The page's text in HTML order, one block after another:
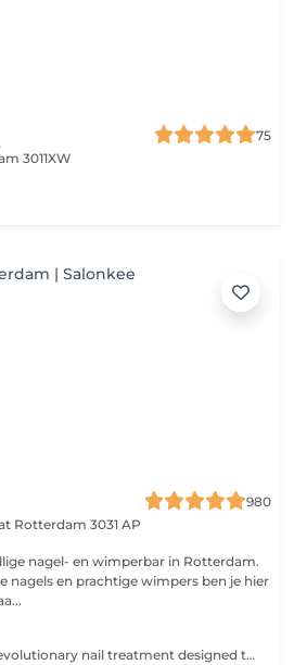
75
3011XW
980
Rotterdam 3031 AP
nagel- en wimperbar in Rotterdam.
nagels en prachtige wimpers ben je hier
BIAB Treatment is a revolutionary nail treatment designed to provide extra strength, durability, and a natural look to your nails. This makes it an ideal solution for those looking to enhance the natural beauty of their nails while adding protection and strength.